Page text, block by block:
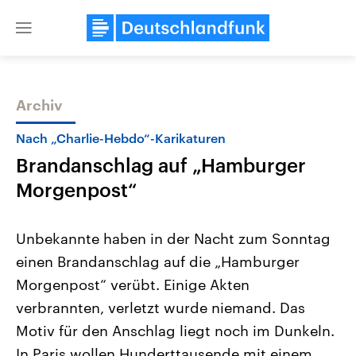
Close
Themen
Landtagswahl Sachsen-Anhalt
2026
Alle Informationen
Sachsen-Anhalt wählt am 6.
September 2026 einen neuen
Landtag. Seit 2021 wird das
Bundesland von einer Koalition aus
USA
Aktuelle Beiträge,
Hintergründe
Wirtschaftlich und
gehören die Vereinigten
den mächtigsten Ländern
mit großem Einfluss auf
Archiv
Nach „Charlie-Hebdo“-Karikaturen
Brandanschlag auf „Hamburger
Morgenpost“
Unbekannte haben in der Nacht zum Sonntag
einen Brandanschlag auf die „Hamburger
Morgenpost“ verübt. Einige Akten
verbrannten, verletzt wurde niemand. Das
Motiv für den Anschlag liegt noch im Dunkeln.